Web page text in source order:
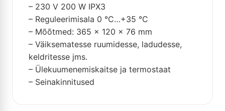
– 230 V 200 W IPX3
– Reguleerimisala 0 °C…+35 °C
– Mõõtmed: 365 x 120 x 76 mm
– Väiksematesse ruumidesse, ladudesse,
keldritesse jms.
– Ülekuumenemiskaitse ja termostaat
– Seinakinnitused